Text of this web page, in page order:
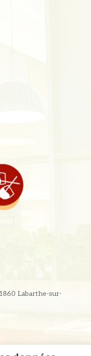
Labarthe-sur-